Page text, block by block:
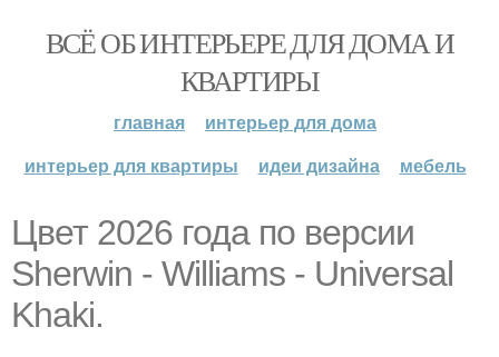
ВСЁ ОБ ИНТЕРЬЕРЕ ДЛЯ ДОМА И
КВАРТИРЫ
главная
интерьер для дома
интерьер для квартиры
идеи дизайна мебель
Цвет 2026 года по версии
Sherwin - Williams - Universal
Khaki.